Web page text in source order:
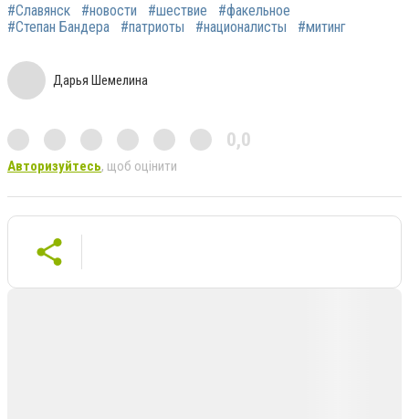
#Славянск #новости #шествие
#факельное
#Степан Бандера
#патриоты #националисты #митинг
Дарья Шемелина
0,0
Авторизуйтесь, щоб оцінити